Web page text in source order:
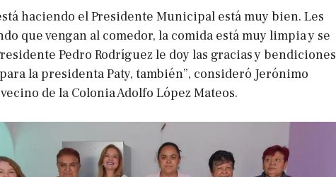
haciendo el Presidente Municipal está muy bien. Les
que vengan al comedor, la comida está muy limpia y se
Pedro Rodríguez le doy las gracias y bendiciones
la presidenta Paty, también”, consideró Jerónimo
de la Colonia Adolfo López Mateos.